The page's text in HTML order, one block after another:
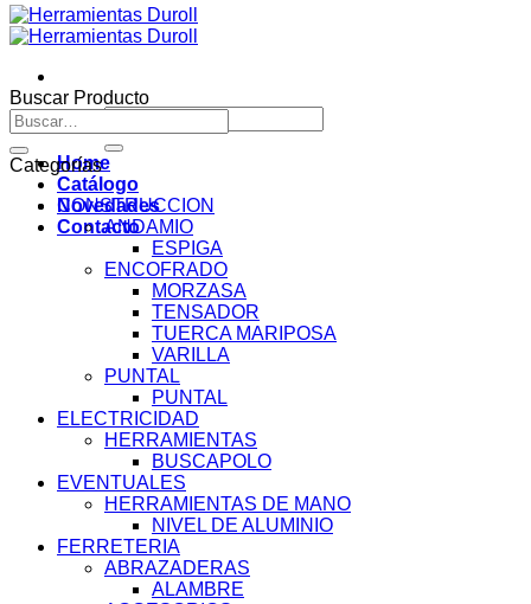
Buscar
por:
Home
Catálogo
Novedades
Contacto
Buscar Producto
Buscar
por:
Categorías
CONSTRUCCION
ANDAMIO
ESPIGA
ENCOFRADO
MORZASA
TENSADOR
TUERCA MARIPOSA
VARILLA
PUNTAL
PUNTAL
ELECTRICIDAD
HERRAMIENTAS
BUSCAPOLO
EVENTUALES
HERRAMIENTAS DE MANO
NIVEL DE ALUMINIO
FERRETERIA
ABRAZADERAS
ALAMBRE